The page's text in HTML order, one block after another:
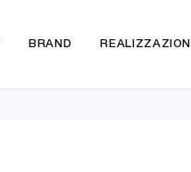
BRAND REALIZZAZIONI